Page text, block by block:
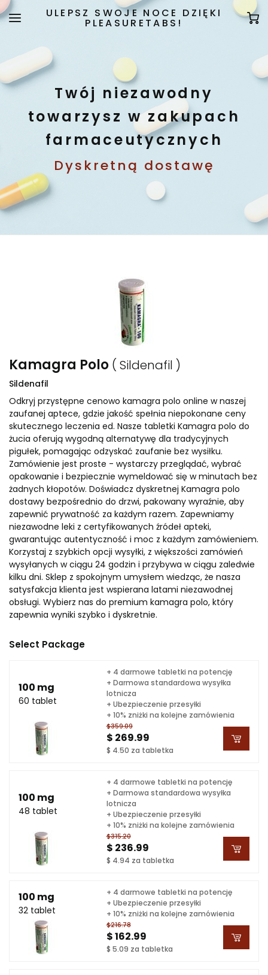
ULEPSZ SWOJE NOCE DZIĘKI
PLEASURETABS!
Twój niezawodny
towarzysz w zakupach
farmaceutycznych
Dyskretną dostawę
Kamagra Polo ( Sildenafil )
Sildenafil
Odkryj przystępne cenowo kamagra polo online w naszej
zaufanej aptece, gdzie jakość spełnia niepokonane ceny
skutecznego leczenia ed. Nasze tabletki Kamagra polo do
żucia oferują wygodną alternatywę dla tradycyjnych
pigułek, pomagając odzyskać zaufanie bez wysiłku.
Zamówienie jest proste - wystarczy przeglądać, wybrać
opakowanie i bezpiecznie wymeldować się w minutach bez
żadnych kłopotów. Doświadcz dyskretnej Kamagra polo
dostawy bezpośrednio do drzwi, pakowany wyraźnie, aby
zapewnić prywatność za każdym razem. Zapewniamy
niezawodne leki z certyfikowanych źródeł apteki,
gwarantując autentyczność i moc z każdym zamówieniem.
Korzystaj z szybkich opcji wysyłki, z większości zamówień
wysyłanych w ciągu 24 godzin i przybywa w ciągu zaledwie
kilku dni. Sklep z spokojnym umysłem wiedząc, że nasza
satysfakcja klienta jest wspierana latami niezawodnej
obsługi. Wybierz nas do premium kamagra polo, który
zapewnia wyniki szybko i dyskretnie.
Select Package
100 mg
60 tablet
$359.09
$ 269.99
$ 4.50 za tabletka
+ 4 darmowe tabletki na potencję
+ Darmowa standardowa wysyłka
lotnicza
+ Ubezpieczenie przesyłki
+ 10% zniżki na kolejne zamówienia
100 mg
48 tablet
$315.20
$ 236.99
$ 4.94 za tabletka
+ 4 darmowe tabletki na potencję
+ Darmowa standardowa wysyłka
lotnicza
+ Ubezpieczenie przesyłki
+ 10% zniżki na kolejne zamówienia
100 mg
32 tablet
$216.78
$ 162.99
$ 5.09 za tabletka
+ 4 darmowe tabletki na potencję
+ Ubezpieczenie przesyłki
+ 10% zniżki na kolejne zamówienia